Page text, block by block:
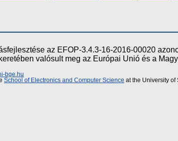
az EFOP-3.4.3-16-2016-00020
valósult meg az Európai Unió és a
bge.hu
School of Electronics and Computer Science at the University of